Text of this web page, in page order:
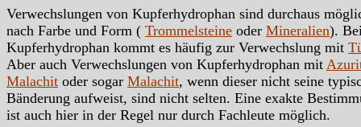
Verwechslungen von Kupferhydrophan sind durchaus
nach Farbe und Form ( Trommelsteine oder Mineralien).
Kupferhydrophan kommt es häufig zur Verwechslung mit
Aber auch Verwechslungen von Kupferhydrophan mit
Malachit oder sogar Malachit, wenn dieser nicht seine
Bänderung aufweist, sind nicht selten. Eine exakte
ist auch hier in der Regel nur durch Fachleute möglich.